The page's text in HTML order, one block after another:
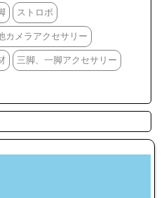
ストロボ
カメラアクセサリー
三脚、一脚アクセサリー